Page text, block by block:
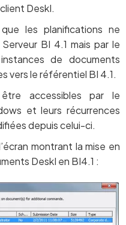
DeskI.
les planifications ne
BI 4.1 mais par le
de documents
vers le référentiel BI 4.1.
accessibles par le
et leurs récurrences
depuis celui-ci.
montrant la mise en
DeskI en BI4.1 :